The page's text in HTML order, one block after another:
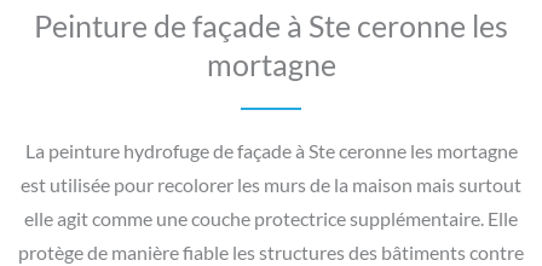
Peinture de façade à Ste ceronne les
mortagne
La peinture hydrofuge de façade à Ste ceronne les mortagne
est utilisée pour recolorer les murs de la maison mais surtout
elle agit comme une couche protectrice supplémentaire. Elle
protège de manière fiable les structures des bâtiments contre